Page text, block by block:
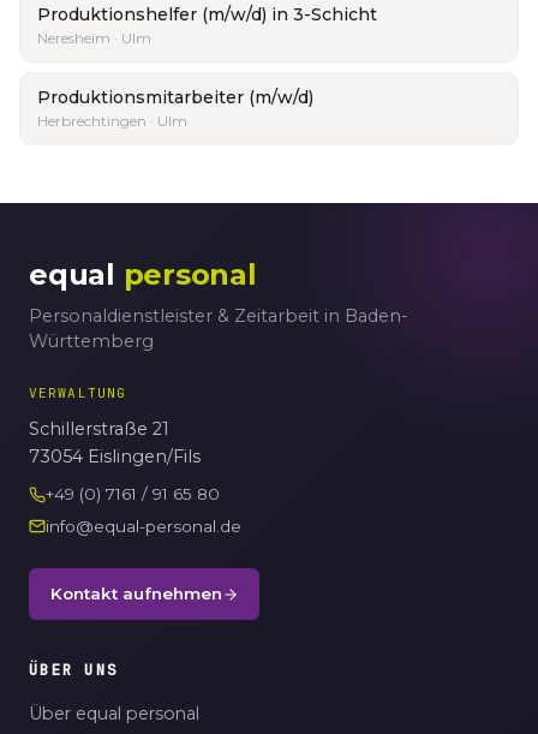
Produktionshelfer (m/w/d) in 3-Schicht
Neresheim · Ulm
Produktionsmitarbeiter (m/w/d)
Herbrechtingen · Ulm
equal personal
Personaldienstleister & Zeitarbeit in Baden-
Württemberg
VERWALTUNG
Schillerstraße 21
73054 Eislingen/Fils
+49 (0) 7161 / 91 65 80
info@equal-personal.de
Kontakt aufnehmen
ÜBER UNS
Über equal personal